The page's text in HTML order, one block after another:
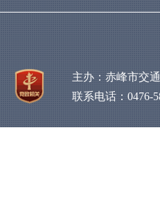
主办：赤峰市交
联系电话：0476-